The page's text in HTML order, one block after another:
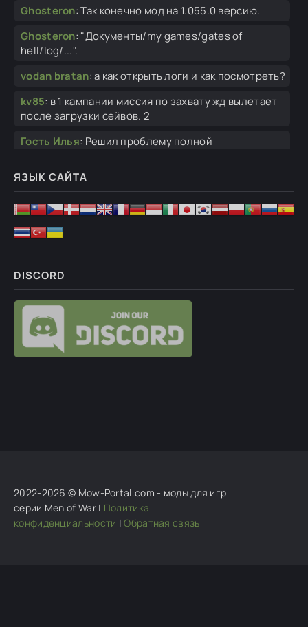
Ghosteron:Так конечно мод на 1.055.0 версию.
Ghosteron: "Документы/my games/gates of
hell/log/...".
vodan bratan:а как открыть логи и как посмотреть?
kv85: в 1 кампании миссия по захвату жд вылетает
после загрузки сейвов. 2
Гость Илья: Решил проблему полной
Гость Илья:Суть в том, что я даже игру
переустановил не помогло
логов, стим при этом включен, без модов
конечно . Ну что же не всё так просто это
Кузя добрый:Комментарий скрыт
Гость suigetsu32:Дым, выходящий из танков,
отображается некорректно — он выглядит
ЯЗЫК САЙТА
DISCORD
2022-2026 © Mow-Portal.com - моды для игр
серии Men of War | Политика
конфиденциальности |Обратная связь